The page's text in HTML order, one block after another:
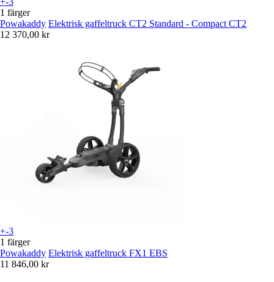
1 färger
Powakaddy Elektrisk gaffeltruck CT2 Standard - Compact CT2
12 370,00 kr
+-3
1 färger
Powakaddy Elektrisk gaffeltruck FX1 EBS
11 846,00 kr